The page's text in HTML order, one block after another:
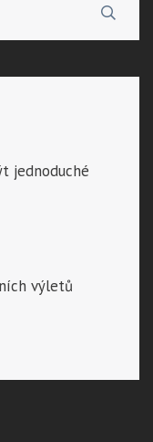
jednoduché
výletů